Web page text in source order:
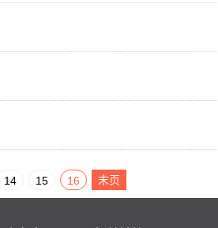
14 15 16 末页